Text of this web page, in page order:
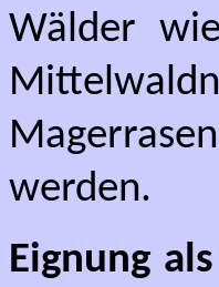
Wälder
werden.
Eignung